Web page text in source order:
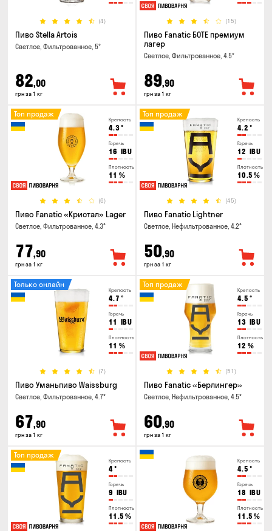
(4)
Пиво Stella Artois
Светлое, Фильтрованное, 5°
82,00
грн за 1 кг
(15)
Пиво Fanatic БОТЕ премиум
лагер
Светлое, Фильтрованное, 4.5°
89,90
грн за 1 кг
Крепость
4.3°
Горечь
16 IBU
Плотность
11 %
(6)
Топ продаж
Пиво Fanatic «Кристал» Lager
Светлое, Фильтрованное, 4.3°
77,90
грн за 1 кг
Крепость
4.2 °
Горечь
12 IBU
Плотность
10.5 %
(45)
Топ продаж
Пиво Fanatic Lightner
Светлое, Нефильтрованное, 4.2°
50,90
грн за 1 кг
Крепость
4.7 °
Горечь
11 IBU
Плотность
11 %
(7)
Только онлайн
Пиво Уманьпиво Waissburg
Светлое, Фильтрованное, 4.7°
67,90
грн за 1 кг
Крепость
4.5 °
Горечь
13 IBU
Плотность
12 %
(51)
Топ продаж
Пиво Fanatic «Берлингер»
Светлое, Нефильтрованное, 4.5°
60,90
грн за 1 кг
Крепость
4°
Горечь
9 IBU
Плотность
11.5 %
Топ продаж
Крепость
4.5 °
Горечь
18 IBU
Плотность
11.5 %